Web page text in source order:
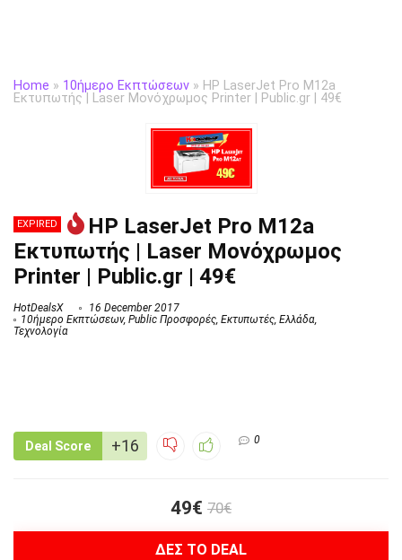
Home » 10ήμερο Εκπτώσεων » HP LaserJet Pro M12a
Εκτυπωτής | Laser Μονόχρωμος Printer | Public.gr | 49€
EXPIRED
HP LaserJet Pro M12a
Εκτυπωτής | Laser Μονόχρωμος
Printer | Public.gr | 49€
HotDealsX
16 December 2017
10ήμερο Εκπτώσεων, Public Προσφορές, Εκτυπωτές, Ελλάδα,
Τεχνολογία
Deal Score +16 0
49€ 70€
ΔΕΣ ΤΟ DEAL